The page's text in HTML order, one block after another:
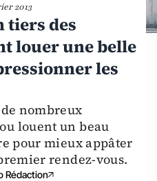
2013
tiers des
louer une belle
les
nombreux
louent un beau
pour mieux appâter
rendez-vous.
Rédaction